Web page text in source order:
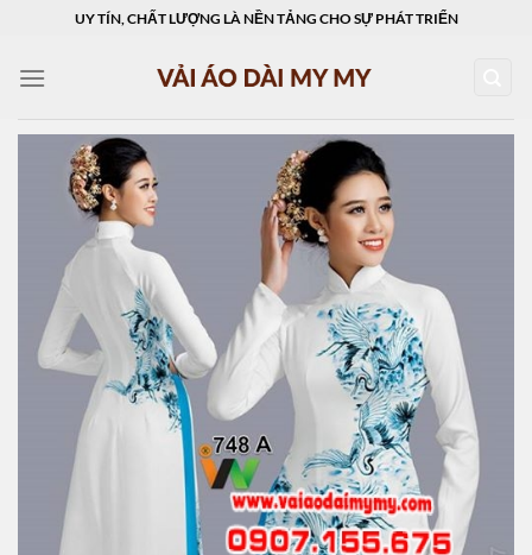
content
UY TÍN, CHẤT LƯỢNG LÀ NỀN TẢNG CHO SỰ PHÁT TRIỂN